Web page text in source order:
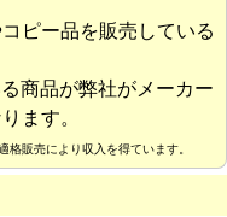
ピー品を販売している
商品が弊社がメーカー
ます。
販売により収入を得ています。